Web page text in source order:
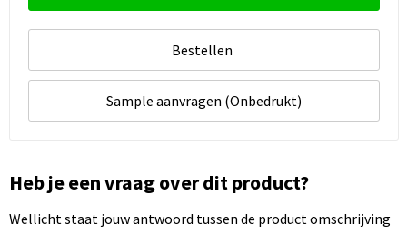
Bestellen
Sample aanvragen (Onbedrukt)
Heb je een vraag over dit product?
Wellicht staat jouw antwoord tussen de product omschrijving